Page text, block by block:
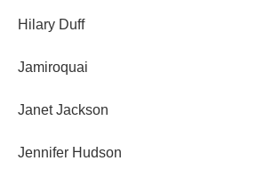
Hilary Duff
Jamiroquai
Janet Jackson
Jennifer Hudson